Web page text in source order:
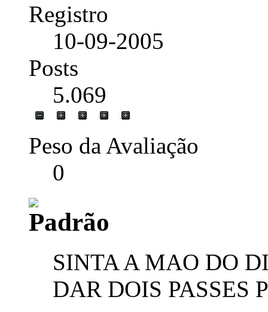
Registro
10-09-2005
Posts
5.069
Peso da Avaliação
0
SINTA A MAO DO
DAR DOIS PASSES